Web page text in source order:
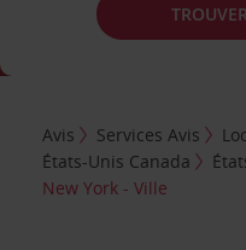
Avis Services Avis
États-Unis Canada
New York - Ville